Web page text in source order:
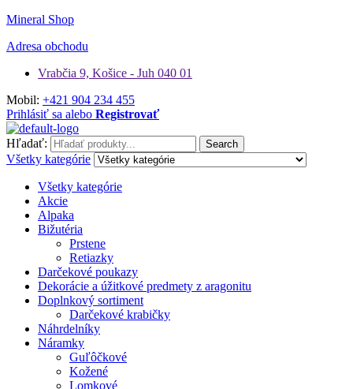
Mineral Shop
Adresa obchodu
Vrabčia 9, Košice - Juh 040 01
Mobil: +421 904 234 455
Prihlásiť sa alebo Registrovať
Hľadať: Search
Všetky kategórie
Všetky kategórie
Akcie
Alpaka
Bižutéria
Prstene
Retiazky
Darčekové poukazy
Dekorácie a úžitkové predmety z aragonitu
Doplnkový sortiment
Darčekové krabičky
Náhrdelníky
Náramky
Guľôčkové
Kožené
Lomkové